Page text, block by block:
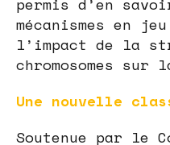
mécanismes en
l’impact de la
chromosomes
Une nouvelle
Soutenue par le